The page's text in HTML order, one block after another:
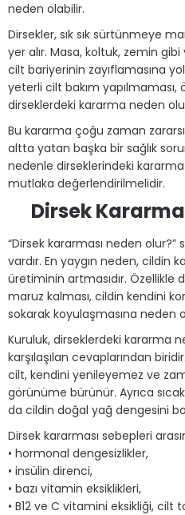
neden olabilir.
Dirsekler, sık sık sürtünmeye
yer alır. Masa, koltuk, zemin
cilt bariyerinin zayıflamasına
yeterli cilt bakım
dirseklerdeki kararma neden
Bu kararma çoğu zaman
altta yatan başka bir sağlık
nedenle dirseklerindeki
mutlaka değerlendirilmelidir.
Dirsek
“Dirsek kararması neden olur?”
vardır. En yaygın neden, cildin
üretiminin artmasıdır. Özellikle
maruz kalması, cildin kendini
sokarak koyulaşmasına neden
Kuruluk, dirseklerdeki kararma
karşılaşılan cevaplarından
cilt, kendini yenileyemez ve
görünüme bürünür. Ayrıca
da cildin doğal yağ dengesini
Dirsek kararması sebepleri
• hormonal dengesizlikler,
• insülin direnci,
• bazı vitamin eksiklikleri,
• B12 ve C vitamini eksikliği, cilt